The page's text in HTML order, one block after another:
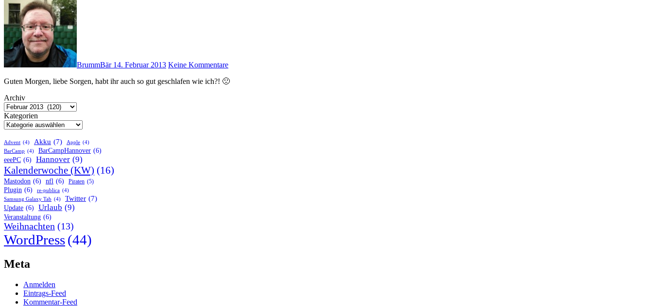
BrummBär 14. Februar 2013 Keine Kommentare
Guten Morgen, liebe Sorgen, habt ihr auch so gut geschlafen wie ich?! 🙁
Archiv
Kategorien
Advent (4) Akku (7) Apple (4)
BarCamp (4) BarCampHannover (6)
eeePC (6) Hannover (9)
Kalenderwoche (KW) (16)
Mastodon (6) nfl (6) Piraten (5)
Plugin (6) re-publica (4)
Samsung Galaxy Tab (4) Twitter (7)
Update (6) Urlaub (9)
Veranstaltung (6)
Weihnachten (13)
WordPress(44)
Meta
Anmelden
Eintrags-Feed
Kommentar-Feed